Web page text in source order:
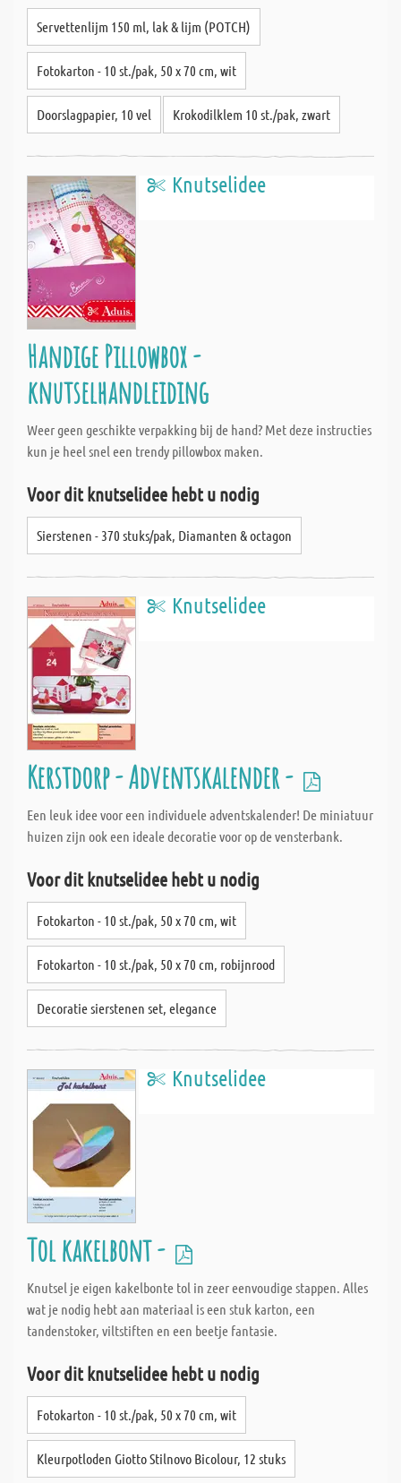
Servettenlijm 150 ml, lak & lijm (POTCH)
Fotokarton - 10 st./pak, 50 x 70 cm, wit
Doorslagpapier, 10 vel Krokodilklem 10 st./pak, zwart
Knutselidee
Handige Pillowbox -
knutselhandleiding
Weer geen geschikte verpakking bij de hand? Met deze instructies
kun je heel snel een trendy pillowbox maken.
Voor dit knutselidee hebt u nodig
Sierstenen - 370 stuks/pak, Diamanten & octagon
Knutselidee
Kerstdorp - Adventskalender -
Een leuk idee voor een individuele adventskalender! De miniatuur
huizen zijn ook een ideale decoratie voor op de vensterbank.
Voor dit knutselidee hebt u nodig
Fotokarton - 10 st./pak, 50 x 70 cm, wit
Fotokarton - 10 st./pak, 50 x 70 cm, robijnrood
Decoratie sierstenen set, elegance
Knutselidee
Tol kakelbont -
Knutsel je eigen kakelbonte tol in zeer eenvoudige stappen. Alles
wat je nodig hebt aan materiaal is een stuk karton, een
tandenstoker, viltstiften en een beetje fantasie.
Voor dit knutselidee hebt u nodig
Fotokarton - 10 st./pak, 50 x 70 cm, wit
Kleurpotloden Giotto Stilnovo Bicolour, 12 stuks